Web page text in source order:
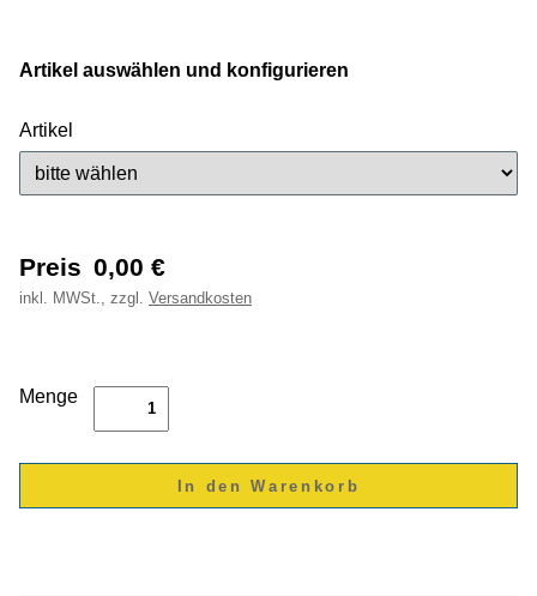
Artikel auswählen und konfigurieren
Artikel
Preis 0,00 €
inkl. MWSt., zzgl. Versandkosten
Menge